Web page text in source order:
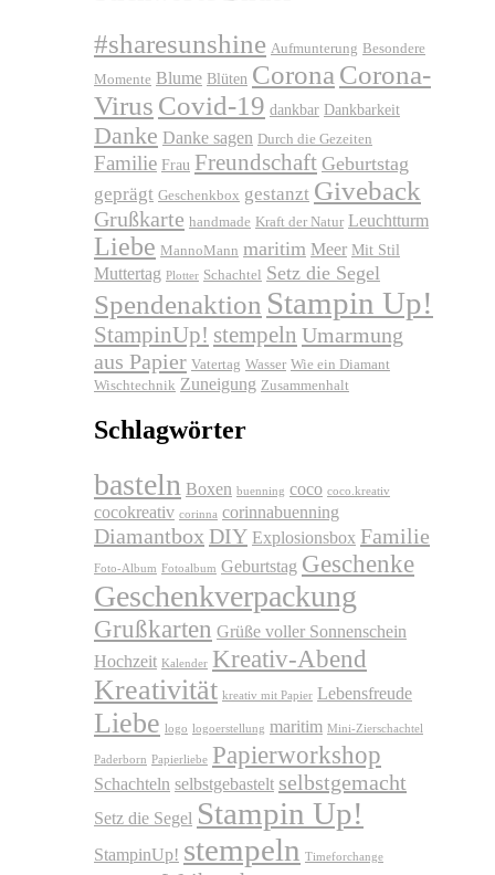
#sharesunshine Aufmunterung Besondere
Momente Blume Blüten Corona Corona-
Virus Covid-19 dankbar Dankbarkeit
Danke Danke sagen Durch die Gezeiten
Familie Frau Freundschaft Geburtstag
geprägt Geschenkbox gestanzt Giveback
Grußkarte handmade Kraft der Natur Leuchtturm
Liebe MannoMann maritim Meer Mit Stil
Muttertag Plotter Schachtel Setz die Segel
Spendenaktion Stampin Up!
StampinUp! stempeln Umarmung
aus Papier Vatertag Wasser Wie ein Diamant
Wischtechnik Zuneigung Zusammenhalt
Schlagwörter
basteln Boxen buenning coco coco.kreativ
cocokreativ corinna corinnabuenning
Diamantbox DIY Explosionsbox Familie
Foto-Album Fotoalbum Geburtstag Geschenke
Geschenkverpackung
Grußkarten Grüße voller Sonnenschein
Hochzeit Kalender Kreativ-Abend
Kreativität kreativ mit Papier Lebensfreude
Liebe logo logoerstellung maritim Mini-Zierschachtel
Paderborn Papierliebe Papierworkshop
Schachteln selbstgebastelt selbstgemacht
Setz die Segel Stampin Up!
StampinUp! stempeln Timeforchange